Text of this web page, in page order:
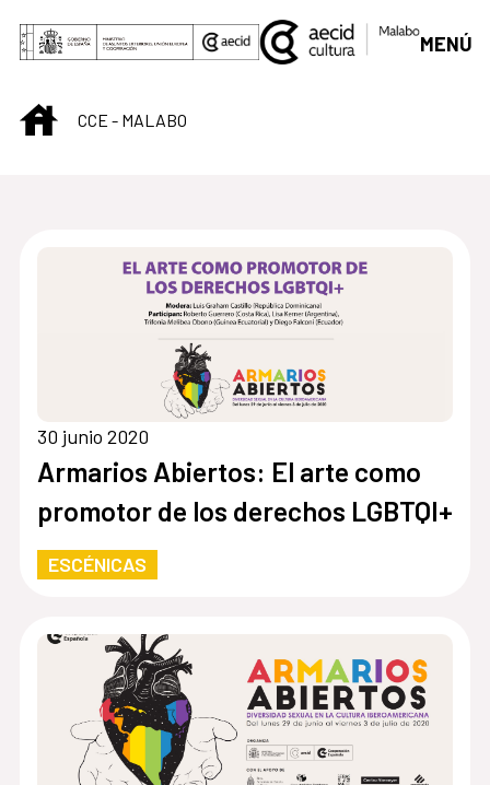
Saltar al contenido principal
MENÚ
INICIOCCE - MALABO
30 junio 2020
Armarios Abiertos: El arte como
promotor de los derechos LGBTQI+
ESCÉNICAS